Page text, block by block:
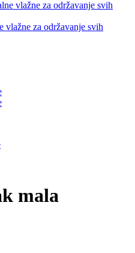
vlažne za održavanje svih
mala